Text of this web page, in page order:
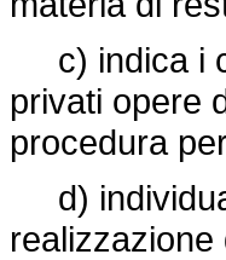
c) indica i
privati opere
procedura
d) individua
realizzazione